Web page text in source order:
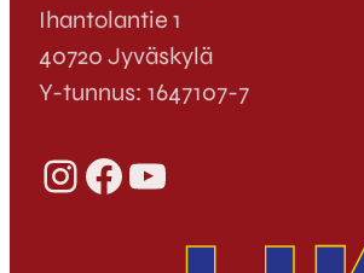
Ihantolantie 1
40720 Jyväskylä
Y-tunnus: 1647107-7
InstagramFacebook YouTube